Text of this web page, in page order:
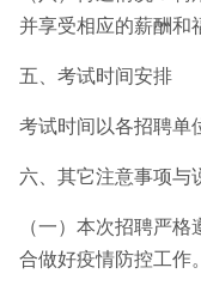
并享受相应的薪酬和
五、考试时间安排
考试时间以各招聘单
六、其它注意事项与
（一）本次招聘严
合做好疫情防控工作。